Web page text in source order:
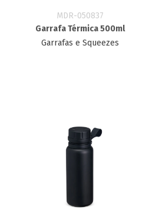
MDR-050837
Garrafa Térmica 500ml
Garrafas e Squeezes